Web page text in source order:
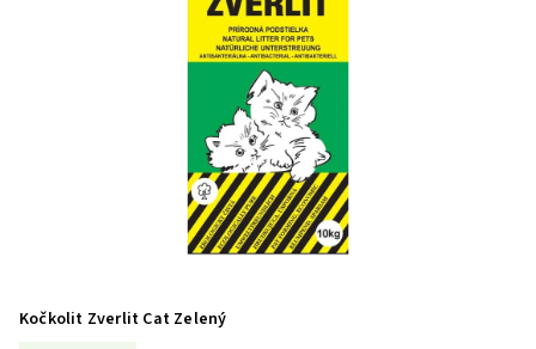
Kočkolit Zverlit Cat Zelený